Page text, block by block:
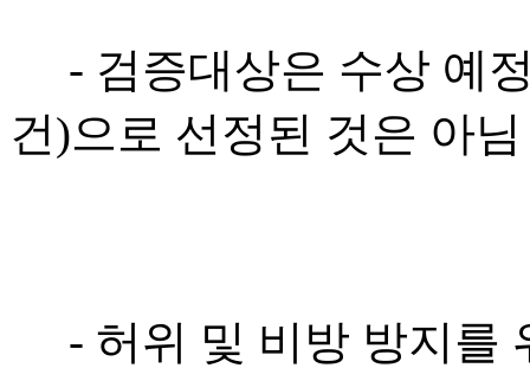
- 검증대상은 수상 예
건)으로 선정된 것은 아님
- 허위 및 비방 방지를